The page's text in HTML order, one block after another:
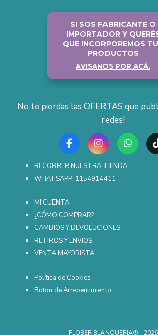
SI SOS FABRICANTE O
IMPORTADOR Y
QUE INCORPOREMOS
PRODUCTOS
AVISANOS POR ACÁ.
No te pierdas las OFERTAS que
redes!
RECORRER NUESTRA TIENDA
WHATSAPP: 1154914411
MI CUENTA
¿CÓMO COMPRAR?
CAMBIOS Y DEVOLUCIONES
RETIROS Y ENVIOS
VENTA MAYORISTA
Política de Cookies
Botón de Arrepentimiento
FLOBER BLANQUERIA® - 2026